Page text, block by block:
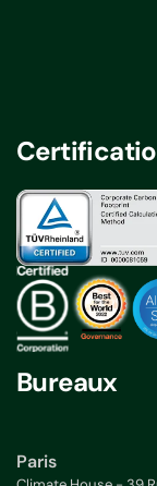
Bureaux
Paris